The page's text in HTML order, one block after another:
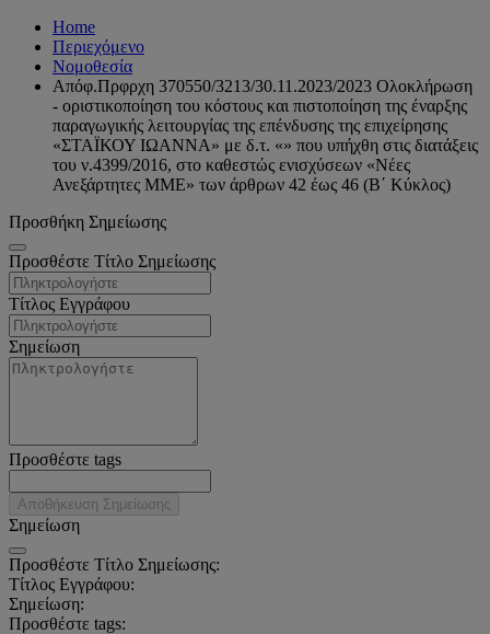
Home
Περιεχόμενο
Νομοθεσία
Απόφ.Πρφρχη 370550/3213/30.11.2023/2023 Ολοκλήρωση
- οριστικοποίηση του κόστους και πιστοποίηση της έναρξης
παραγωγικής λειτουργίας της επένδυσης της επιχείρησης
«ΣΤΑΪΚΟΥ ΙΩΑΝΝΑ» με δ.τ. «» που υπήχθη στις διατάξεις
του ν.4399/2016, στο καθεστώς ενισχύσεων «Νέες
Ανεξάρτητες ΜΜΕ» των άρθρων 42 έως 46 (Β΄ Κύκλος)
Προσθήκη Σημείωσης
Προσθέστε Τίτλο Σημείωσης
Τίτλος Εγγράφου
Σημείωση
Προσθέστε tags
Αποθήκευση Σημείωσης
Σημείωση
Προσθέστε Τίτλο Σημείωσης:
Τίτλος Εγγράφου:
Σημείωση:
Προσθέστε tags: